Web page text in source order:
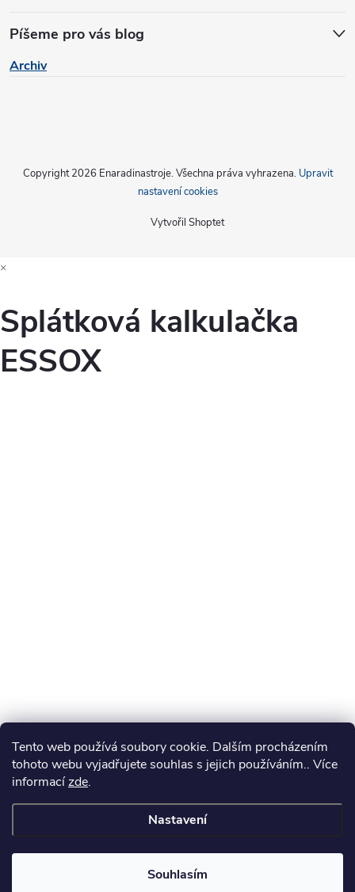
Tento web používá soubory cookie. Dalším procházením
tohoto webu vyjadřujete souhlas s jejich používáním.. Více
informacízde.
Nastavení
Souhlasím
Píšeme pro vás blog
Archiv
Vytvořil Shoptet
Copyright 2026 Enaradinastroje. Všechna práva vyhrazena. Upravit
nastavení cookies
×
Splátková kalkulačka
ESSOX